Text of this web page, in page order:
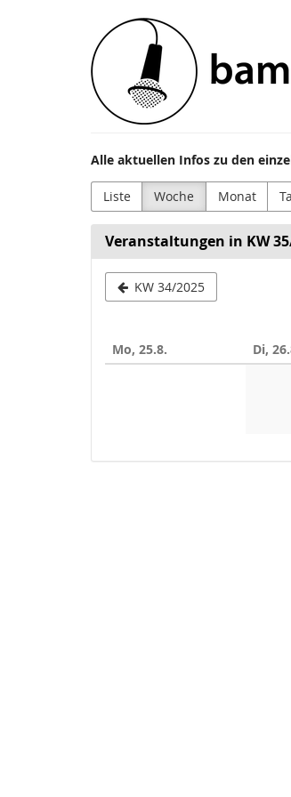
Bamberger
Festivals
e.V.
Alle aktuellen Infos zu den
Liste Woche Monat
Veranstaltungen in KW
KW 34/2025
Mo, 25.8. Di,